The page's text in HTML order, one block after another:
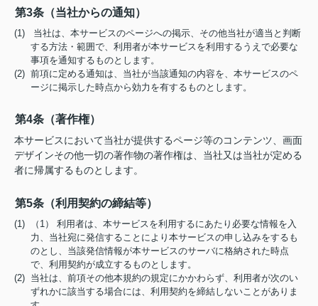
第3条（当社からの通知）
(1) 当社は、本サービスのページへの掲示、その他当社が適当と判断
する方法・範囲で、利用者が本サービスを利用するうえで必要な
事項を通知するものとします。
(2) 前項に定める通知は、当社が当該通知の内容を、本サービスのペ
ージに掲示した時点から効力を有するものとします。
第4条（著作権）
本サービスにおいて当社が提供するページ等のコンテンツ、画面
デザインその他一切の著作物の著作権は、当社又は当社が定める
者に帰属するものとします。
第5条（利用契約の締結等）
(1) （1） 利用者は、本サービスを利用するにあたり必要な情報を入
力、当社宛に発信することにより本サービスの申し込みをするも
のとし、当該発信情報が本サービスのサーバに格納された時点
で、利用契約が成立するものとします。
(2) 当社は、前項その他本規約の規定にかかわらず、利用者が次のい
ずれかに該当する場合には、利用契約を締結しないことがありま